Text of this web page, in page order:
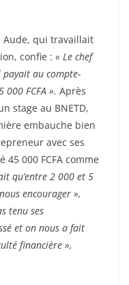
Aude, qui travaillait
confie : « Le chef
payait au compte-
FCFA ». Après
stage au BNETD,
embauche bien
avec ses
000 FCFA comme
qu’entre 2 000 et 5
encourager »,
tenu ses
et on nous a fait
financière »,